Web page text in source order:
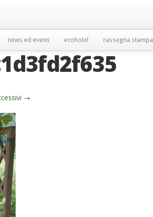
news ed eventi ecohotel rassegna stampa
→